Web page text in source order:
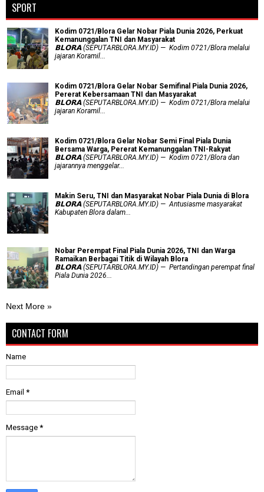
SPORT
Kodim 0721/Blora Gelar Nobar Piala Dunia 2026, Perkuat
Kemanunggalan TNI dan Masyarakat
𝗕𝗟𝗢𝗥𝗔 (SEPUTARBLORA.MY.ID) — Kodim 0721/Blora melalui
jajaran Koramil...
Kodim 0721/Blora Gelar Nobar Semifinal Piala Dunia 2026,
Pererat Kebersamaan TNI dan Masyarakat
𝗕𝗟𝗢𝗥𝗔 (SEPUTARBLORA.MY.ID) — Kodim 0721/Blora melalui
jajaran Koramil...
Kodim 0721/Blora Gelar Nobar Semi Final Piala Dunia
Bersama Warga, Pererat Kemanunggalan TNI-Rakyat
𝗕𝗟𝗢𝗥𝗔 (SEPUTARBLORA.MY.ID) — Kodim 0721/Blora dan
jajarannya menggelar...
Makin Seru, TNI dan Masyarakat Nobar Piala Dunia di Blora
𝗕𝗟𝗢𝗥𝗔 (SEPUTARBLORA.MY.ID) — Antusiasme masyarakat
Kabupaten Blora dalam...
Nobar Perempat Final Piala Dunia 2026, TNI dan Warga
Ramaikan Berbagai Titik di Wilayah Blora
𝗕𝗟𝗢𝗥𝗔 (SEPUTARBLORA.MY.ID) — Pertandingan perempat final
Piala Dunia 2026...
Next More »
CONTACT FORM
Name
Email *
Message *